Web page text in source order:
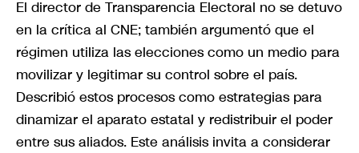
El director de Transparencia Electoral no se detuvo
en la crítica al CNE; también argumentó que el
régimen utiliza las elecciones como un medio para
movilizar y legitimar su control sobre el país.
Describió estos procesos como estrategias para
dinamizar el aparato estatal y redistribuir el poder
entre sus aliados. Este análisis invita a considerar